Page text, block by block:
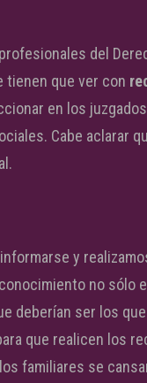
del
tienen que ver con
en los
Cabe aclarar
y
no sólo
deberían ser los
que realicen los
familiares se